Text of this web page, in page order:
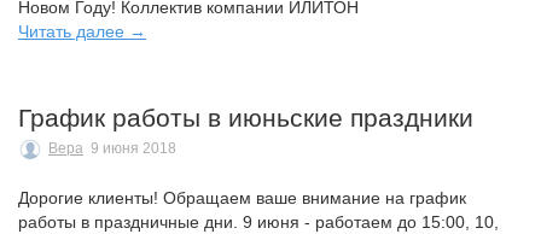
Новом Году! Коллектив компании ИЛИТОН
Читать далее →
График работы в июньские праздники
Вера 9 июня 2018
Дорогие клиенты! Обращаем ваше внимание на график
работы в праздничные дни. 9 июня - работаем до 15:00, 10,